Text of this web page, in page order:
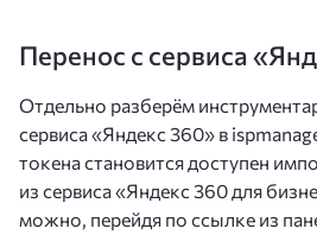
Перенос с сервиса
Отдельно разберём
сервиса «Яндекс 360» в
токена становится доступен
из сервиса «Яндекс 360 для
можно, перейдя по ссылке из